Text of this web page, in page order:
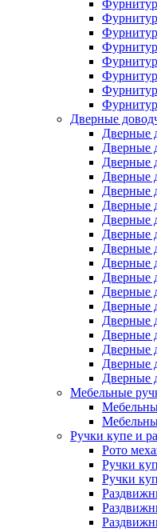
Дверные
Дверные
Дверные
Дверные
Дверные
Дверные
Дверные
Дверные
Дверные
Дверные
Дверные
Дверные
Дверные
Дверные
Дверные
Дверные
Дверные
Дверные
Дверные
Мебельные
Ручки купе и
Рото
Ручки
Ручки